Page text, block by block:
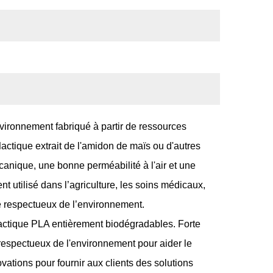
fabriqué à partir de ressources
extrait de l'amidon de maïs ou d'autres
une bonne perméabilité à l'air et une
utilisé dans l’agriculture, les soins médicaux,
de l’environnement.
PLA entièrement biodégradables. Forte
de l'environnement pour aider le
pour fournir aux clients des solutions